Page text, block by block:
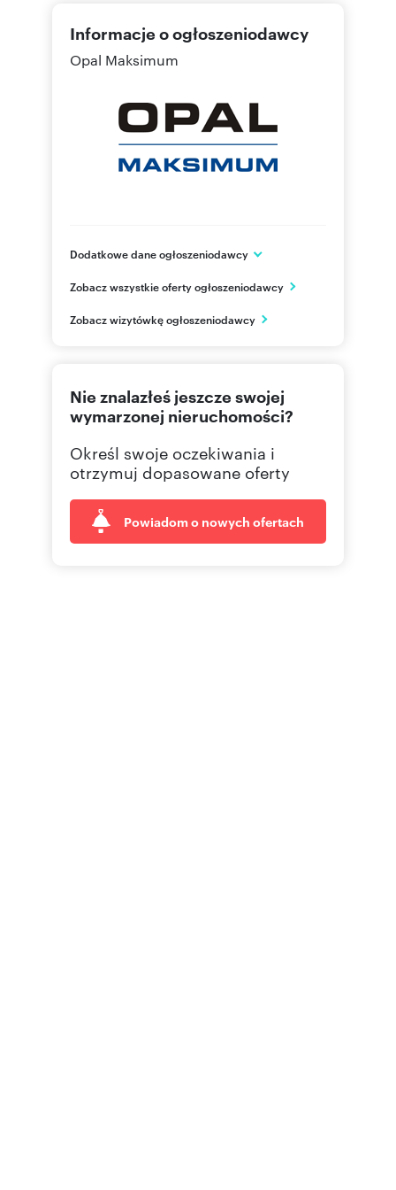
Numer oferty: KC
Informacje o ogłoszeniodawcy
Opal Maksimum
Dodatkowe dane ogłoszeniodawcy
Katowice
PL
Zobacz wszystkie oferty ogłoszeniodawcy
Zobacz wizytówkę ogłoszeniodawcy
Nie znalazłeś jeszcze swojej
wymarzonej nieruchomości?
Określ swoje oczekiwania i
otrzymuj dopasowane oferty
Powiadom o nowych ofertach